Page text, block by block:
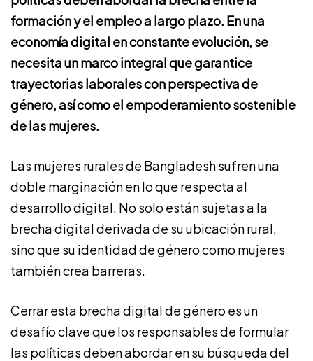
formación y el empleo a largo plazo. En una
economía digital en constante evolución, se
necesita un marco integral que garantice
trayectorias laborales con perspectiva de
género, así como el empoderamiento sostenible
de las mujeres.
Las mujeres rurales de Bangladesh sufren una
doble marginación en lo que respecta al
desarrollo digital. No solo están sujetas a la
brecha digital derivada de su ubicación rural,
sino que su identidad de género como mujeres
también crea barreras.
Cerrar esta brecha digital de género es un
desafío clave que los responsables de formular
las políticas deben abordar en su búsqueda del